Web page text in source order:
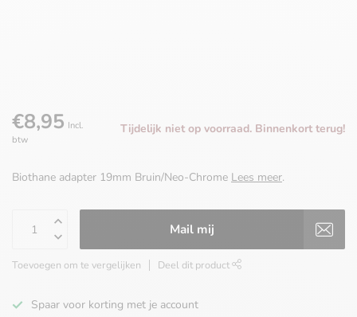
€8,95 Incl.
btw
Tijdelijk niet op voorraad. Binnenkort terug!
Biothane adapter 19mm Bruin/Neo-Chrome Lees meer.
Mail mij
Toevoegen om te vergelijken Deel dit product
Spaar voor korting met je account